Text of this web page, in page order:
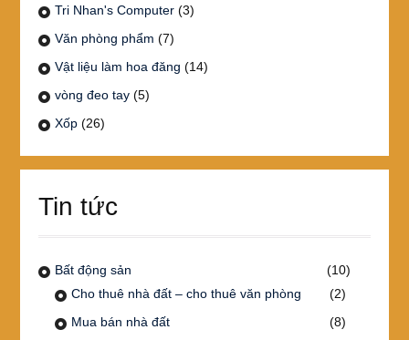
Tri Nhan's Computer (3)
Văn phòng phẩm (7)
Vật liệu làm hoa đăng (14)
vòng đeo tay (5)
Xốp (26)
Tin tức
Bất động sản
(10)
Cho thuê nhà đất – cho thuê văn phòng
(2)
Mua bán nhà đất
(8)